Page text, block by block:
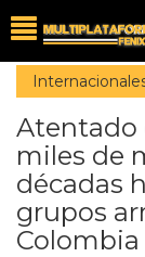
Atentado
miles de
décadas
grupos
Colombia